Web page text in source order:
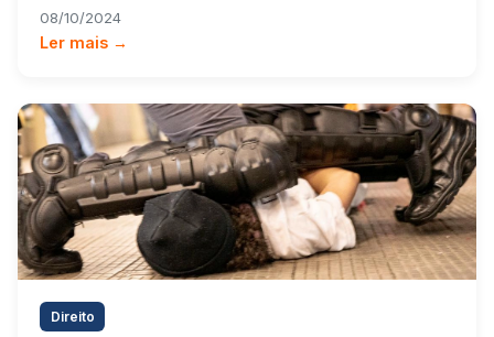
08/10/2024
Ler mais →
Direito